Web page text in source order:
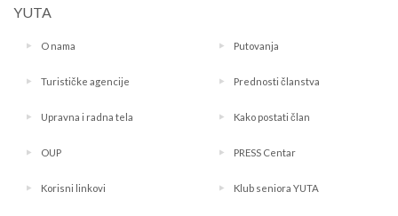
YUTA
O nama Putovanja
Turističke agencije Prednosti članstva
Upravna i radna tela Kako postati član
OUP PRESS Centar
Korisni linkovi Klub seniora YUTA